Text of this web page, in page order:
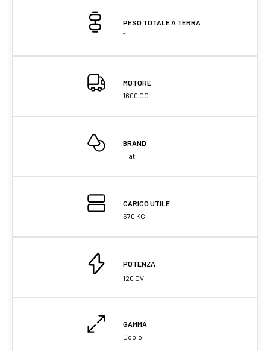
PESO TOTALE A TERRA
-
MOTORE
1600 CC
BRAND
Fiat
CARICO UTILE
670 KG
POTENZA
120 CV
GAMMA
Doblò